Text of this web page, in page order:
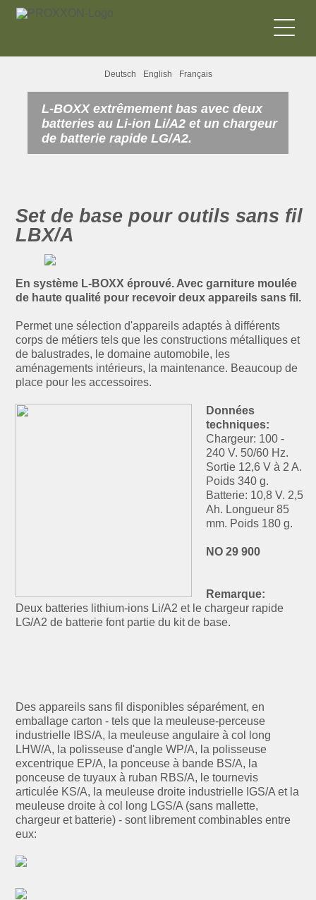
Deutsch English Français
L-BOXX extrêmement bas avec deux
batteries au Li-ion Li/A2 et un chargeur
de batterie rapide LG/A2.
Set de base pour outils sans fil
LBX/A
En système L-BOXX éprouvé. Avec garniture moulée
de haute qualité pour recevoir deux appareils sans fil.
Permet une sélection d'appareils adaptés à différents
corps de métiers tels que les constructions métalliques et
de balustrades, le domaine automobile, les
aménagements intérieurs, la maintenance. Beaucoup de
place pour les accessoires.
Données
techniques:
Chargeur: 100 -
240 V. 50/60 Hz.
Sortie 12,6 V à 2 A.
Poids 340 g.
Batterie: 10,8 V. 2,5
Ah. Longueur 85
mm. Poids 180 g.
NO 29 900
Remarque:
Deux batteries lithium-ions Li/A2 et le chargeur rapide
LG/A2 de batterie font partie du kit de base.
Des appareils sans fil disponibles séparément, en
emballage carton - tels que la meuleuse-perceuse
industrielle IBS/A, la meuleuse angulaire à col long
LHW/A, la polisseuse d'angle WP/A, la polisseuse
excentrique EP/A, la ponceuse à bande BS/A, la
ponceuse de tuyaux à ruban RBS/A, le tournevis
articulée KS/A, la meuleuse droite industrielle IGS/A et la
meuleuse droite à col long LGS/A (sans mallette,
chargeur et batterie) - sont librement combinables entre
eux: